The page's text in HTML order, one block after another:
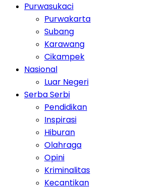
Purwasukaci
Purwakarta
Subang
Karawang
Cikampek
Nasional
Luar Negeri
Serba Serbi
Pendidikan
Inspirasi
Hiburan
Olahraga
Opini
Kriminalitas
Kecantikan